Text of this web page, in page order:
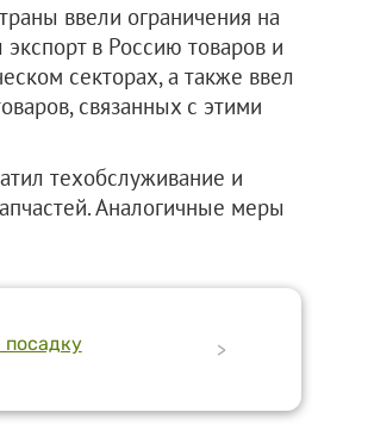
ввели ограничения на
в Россию товаров и
секторах, а также ввел
связанных с этими
техобслуживание и
Аналогичные меры
>